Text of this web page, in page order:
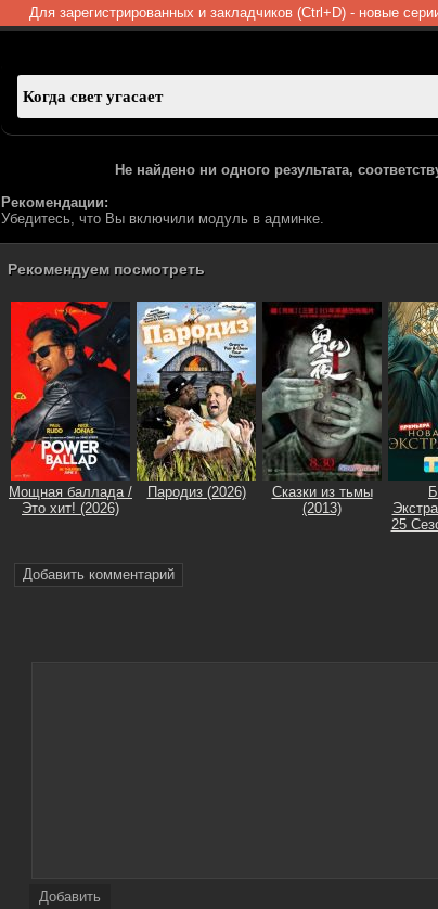
Для зарегистрированных и закладчиков (Ctrl+D) - новые
Не найдено ни одного результата,
Рекомендации:
Убедитесь, что Вы включили модуль в админке.
Рекомендуем посмотреть
Мощная баллада /
Это хит! (2026)
Пародиз (2026)
Сказки из тьмы
(2013)
25
Добавить комментарий
Добавить